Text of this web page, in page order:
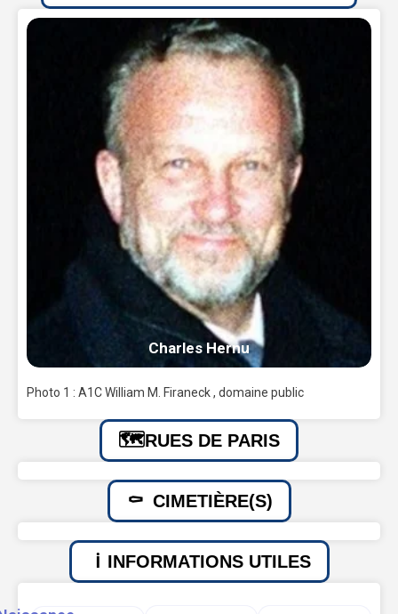
Charles Hernu
Photo 1 : A1C William M. Firaneck , domaine public
RUES DE PARIS
CIMETIÈRE(S)
INFORMATIONS UTILES